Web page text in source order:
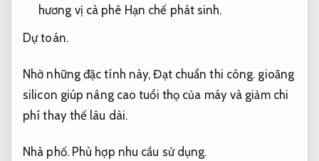
hương vị cà phê Hạn chế phát sinh.
Dự toán.
Nhờ những đặc tính này,Đạt chuẩn thi công. gioăng
silicon giúp nâng cao tuổi thọ của máy và giảm chi
phí thay thế lâu dài.
Nhà phố. Phù hợp nhu cầu sử dụng.